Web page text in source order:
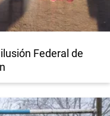
Federal de